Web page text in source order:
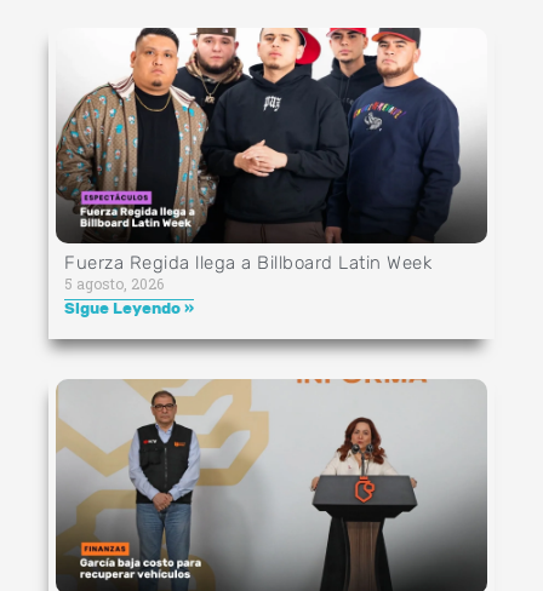
Fuerza Regida llega a Billboard Latin Week
5 agosto, 2026
Sigue Leyendo »